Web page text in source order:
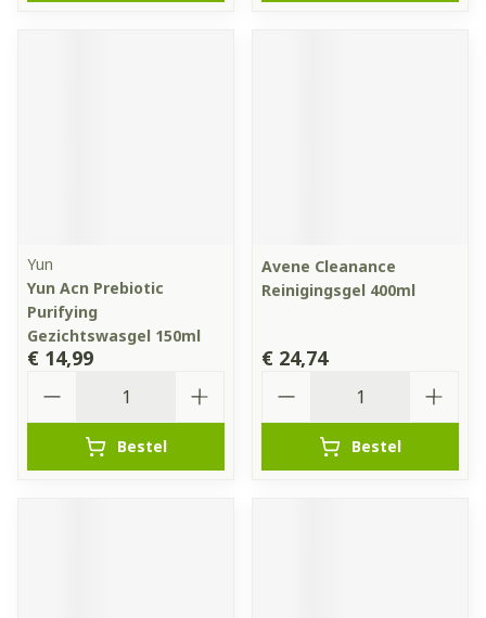
Yun
Yun Acn Prebiotic
Purifying
Gezichtswasgel 150ml
€ 14,99
Bestel
Avene Cleanance
Reinigingsgel 400ml
€ 24,74
Bestel